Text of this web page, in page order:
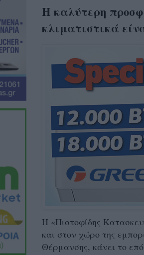
Η καλύτερη
κλιματιστικά
Η «Πιστοφίδης
και στον χώρο της
Θέρμανσης, κάνει το